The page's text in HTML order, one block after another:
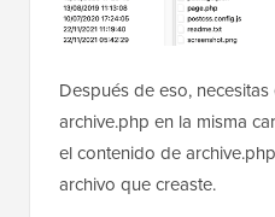
Después de eso,
archive.php en la misma
el contenido de
archivo que creaste.